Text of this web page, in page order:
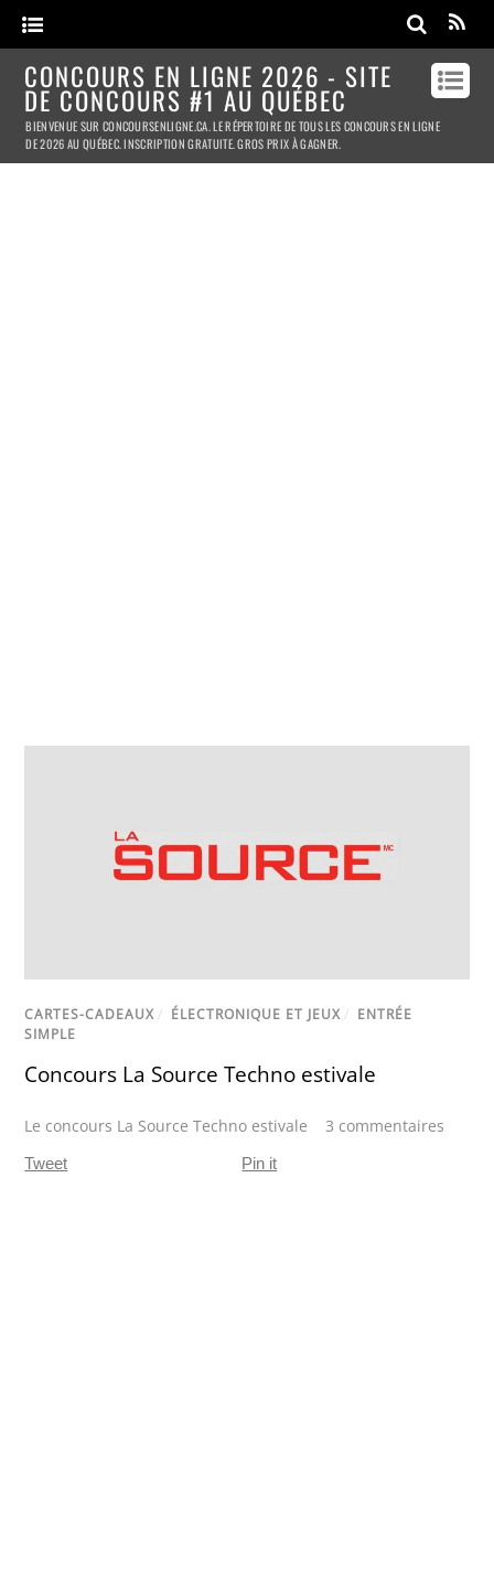
CONCOURS EN LIGNE 2026 - SITE
DE CONCOURS #1 AU QUÉBEC
BIENVENUE SUR CONCOURSENLIGNE.CA. LE RÉPERTOIRE DE TOUS LES CONCOURS EN LIGNE
DE 2026 AU QUÉBEC. INSCRIPTION GRATUITE. GROS PRIX À GAGNER.
CARTES-CADEAUX / ÉLECTRONIQUE ET JEUX / ENTRÉE
SIMPLE
Concours La Source Techno estivale
Le concours La Source Techno estivale 3 commentaires
Tweet Pin it